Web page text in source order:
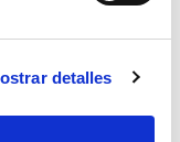
detalles
Científicas